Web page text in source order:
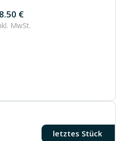
€
MwSt.
letztes Stück